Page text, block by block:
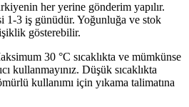
her yerine gönderim yapılır.
1-3 iş günüdür. Yoğunluğa ve stok
gösterebilir.
30 °C sıcaklıkta ve mümkünse
kullanmayınız. Düşük sıcaklıkta
kullanımı için yıkama talimatına